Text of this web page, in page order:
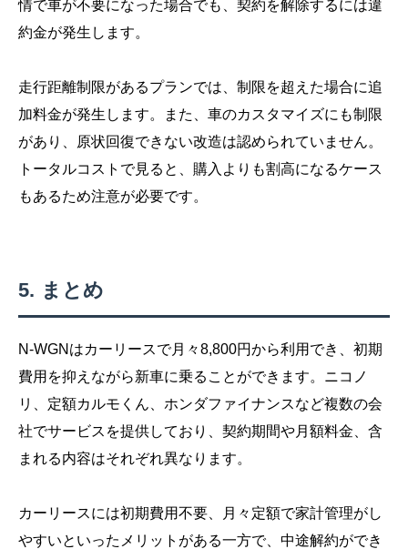
情で車が不要になった場合でも、契約を解除するには違
約金が発生します。
走行距離制限があるプランでは、制限を超えた場合に追
加料金が発生します。また、車のカスタマイズにも制限
があり、原状回復できない改造は認められていません。
トータルコストで見ると、購入よりも割高になるケース
もあるため注意が必要です。
まとめ
N-WGNはカーリースで月々8,800円から利用でき、初期
費用を抑えながら新車に乗ることができます。ニコノ
リ、定額カルモくん、ホンダファイナンスなど複数の会
社でサービスを提供しており、契約期間や月額料金、含
まれる内容はそれぞれ異なります。
カーリースには初期費用不要、月々定額で家計管理がし
やすいといったメリットがある一方で、中途解約ができ